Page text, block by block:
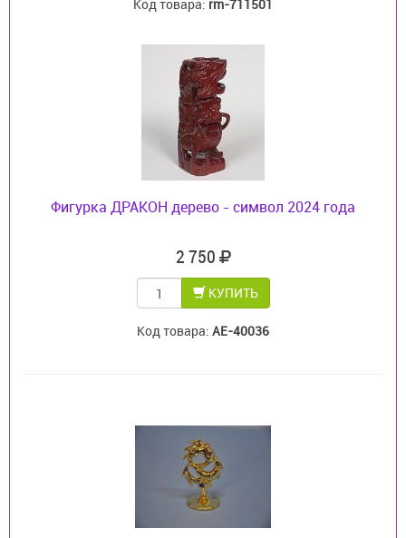
Код товара: rm-711501
Фигурка ДРАКОН дерево - символ 2024 года
2 750
КУПИТЬ
Код товара: AE-40036